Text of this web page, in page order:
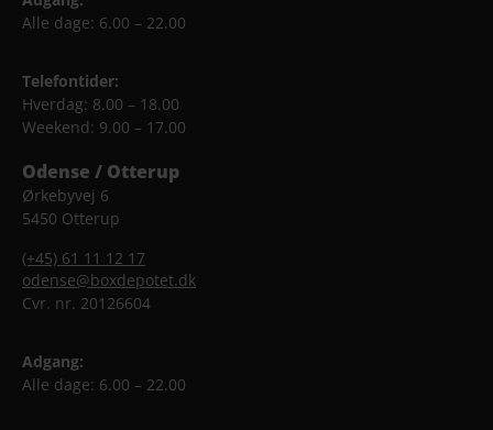
Alle dage: 6.00 – 22.00
Telefontider:
Hverdag: 8.00 – 18.00
Weekend: 9.00 – 17.00
Odense / Otterup
Ørkebyvej 6
5450 Otterup
(+45) 61 11 12 17
odense@boxdepotet.dk
Cvr. nr. 20126604
Adgang:
Alle dage: 6.00 – 22.00